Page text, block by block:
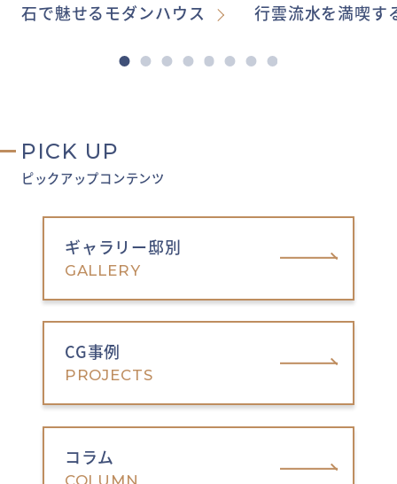
石で魅せるモダンハウス 行雲流水を満喫す
PICK UP
ピックアップコンテンツ
ギャラリー邸別
GALLERY
CG事例
PROJECTS
コラム